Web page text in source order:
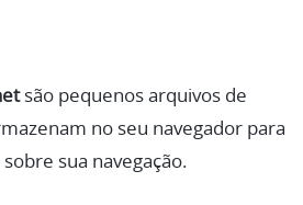
são pequenos arquivos de
no seu navegador para
sua navegação.